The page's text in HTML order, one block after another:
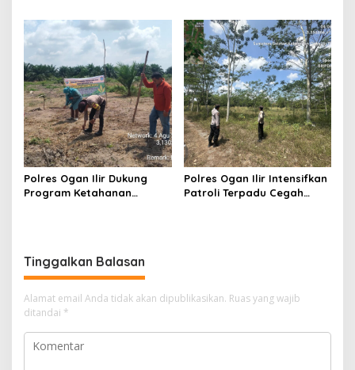
dengan Pemberatan, Satu
Terduga Pelaku Diamankan
Sertifikasi Guru, Minta
Proses Berjalan
Transparan
Polres Ogan Ilir Dukung
Program Ketahanan
Polres Ogan Ilir Intensifkan
Patroli Terpadu Cegah
Tinggalkan Balasan
Alamat email Anda tidak akan dipublikasikan. Ruas yang wajib
ditandai *